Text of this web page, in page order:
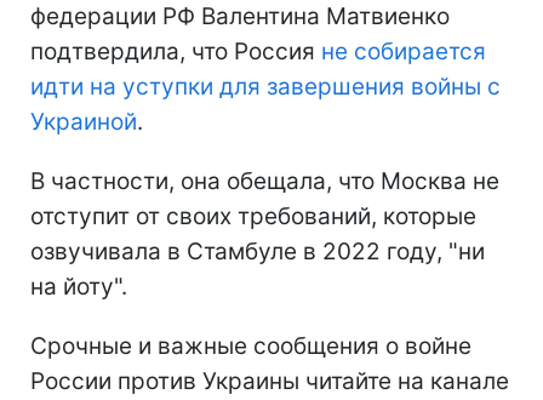
федерации РФ Валентина Матвиенко
подтвердила, что Россия не собирается
идти на уступки для завершения войны с
Украиной.
В частности, она обещала, что Москва не
отступит от своих требований, которые
озвучивала в Стамбуле в 2022 году, "ни
на йоту".
Срочные и важные сообщения о войне
России против Украины читайте на канале